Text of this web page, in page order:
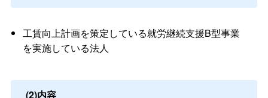
工賃向上計画を策定している就労継続支援B型事業
を実施している法人
(2)内容